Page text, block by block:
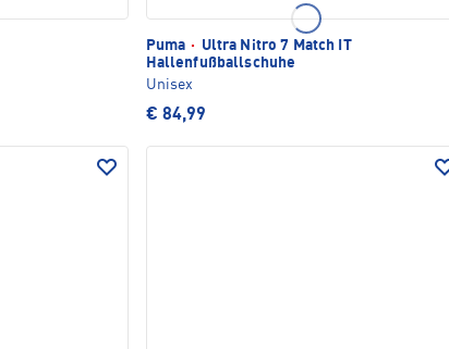
Puma · Ultra Nitro 7 Match IT
Hallenfußballschuhe
Unisex
€ 84,99